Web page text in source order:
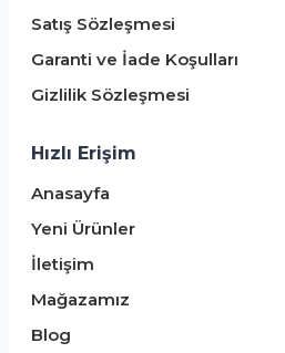
Satış Sözleşmesi
Garanti ve İade Koşulları
Gizlilik Sözleşmesi
Hızlı Erişim
Anasayfa
Yeni Ürünler
İletişim
Mağazamız
Blog